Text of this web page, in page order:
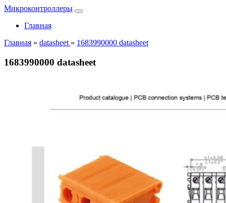
Микроконтроллеры
Главная
Главная » datasheet » 1683990000 datasheet
1683990000 datasheet